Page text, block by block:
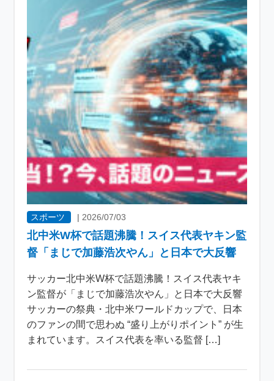
スポーツ | 2026/07/03
北中米W杯で話題沸騰！スイス代表ヤキン監
督「まじで加藤浩次やん」と日本で大反響
サッカー北中米W杯で話題沸騰！スイス代表ヤキ
ン監督が「まじで加藤浩次やん」と日本で大反響
サッカーの祭典・北中米ワールドカップで、日本
のファンの間で思わぬ “盛り上がりポイント” が生
まれています。スイス代表を率いる監督 […]